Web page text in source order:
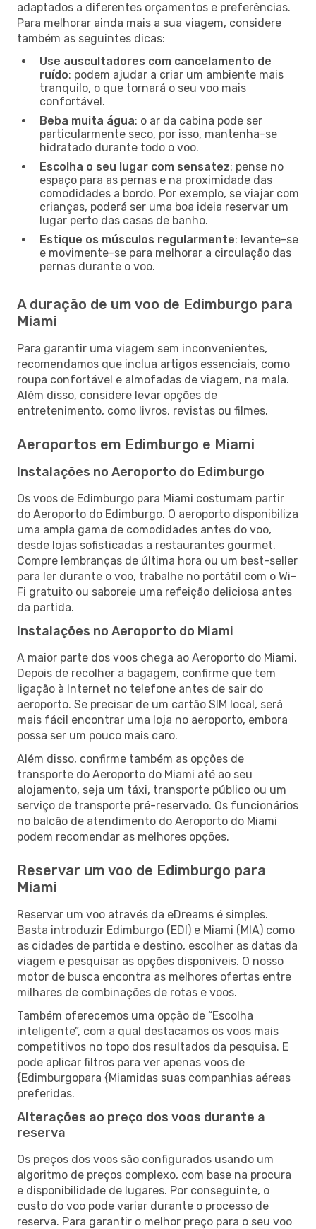
adaptados a diferentes orçamentos e preferências.
Para melhorar ainda mais a sua viagem, considere
também as seguintes dicas:
Use auscultadores com cancelamento de
ruído: podem ajudar a criar um ambiente mais
tranquilo, o que tornará o seu voo mais
confortável.
Beba muita água: o ar da cabina pode ser
particularmente seco, por isso, mantenha-se
hidratado durante todo o voo.
Escolha o seu lugar com sensatez: pense no
espaço para as pernas e na proximidade das
comodidades a bordo. Por exemplo, se viajar com
crianças, poderá ser uma boa ideia reservar um
lugar perto das casas de banho.
Estique os músculos regularmente: levante-se
e movimente-se para melhorar a circulação das
pernas durante o voo.
A duração de um voo de Edimburgo para
Miami
Para garantir uma viagem sem inconvenientes,
recomendamos que inclua artigos essenciais, como
roupa confortável e almofadas de viagem, na mala.
Além disso, considere levar opções de
entretenimento, como livros, revistas ou filmes.
Aeroportos em Edimburgo e Miami
Instalações no Aeroporto do Edimburgo
Os voos de Edimburgo para Miami costumam partir
do Aeroporto do Edimburgo. O aeroporto disponibiliza
uma ampla gama de comodidades antes do voo,
desde lojas sofisticadas a restaurantes gourmet.
Compre lembranças de última hora ou um best-seller
para ler durante o voo, trabalhe no portátil com o Wi-
Fi gratuito ou saboreie uma refeição deliciosa antes
da partida.
Instalações no Aeroporto do Miami
A maior parte dos voos chega ao Aeroporto do Miami.
Depois de recolher a bagagem, confirme que tem
ligação à Internet no telefone antes de sair do
aeroporto. Se precisar de um cartão SIM local, será
mais fácil encontrar uma loja no aeroporto, embora
possa ser um pouco mais caro.
Além disso, confirme também as opções de
transporte do Aeroporto do Miami até ao seu
alojamento, seja um táxi, transporte público ou um
serviço de transporte pré-reservado. Os funcionários
no balcão de atendimento do Aeroporto do Miami
podem recomendar as melhores opções.
Reservar um voo de Edimburgo para
Miami
Reservar um voo através da eDreams é simples.
Basta introduzir Edimburgo (EDI) e Miami (MIA) como
as cidades de partida e destino, escolher as datas da
viagem e pesquisar as opções disponíveis. O nosso
motor de busca encontra as melhores ofertas entre
milhares de combinações de rotas e voos.
Também oferecemos uma opção de “Escolha
inteligente”, com a qual destacamos os voos mais
competitivos no topo dos resultados da pesquisa. E
pode aplicar filtros para ver apenas voos de
{Edimburgopara {Miamidas suas companhias aéreas
preferidas.
Alterações ao preço dos voos durante a
reserva
Os preços dos voos são configurados usando um
algoritmo de preços complexo, com base na procura
e disponibilidade de lugares. Por conseguinte, o
custo do voo pode variar durante o processo de
reserva. Para garantir o melhor preço para o seu voo